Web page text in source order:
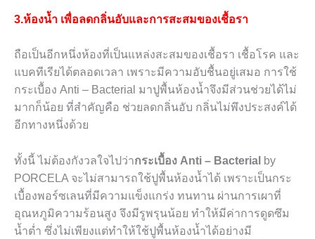
3.ห้องน้ำ เพื่อลดกลิ่นอับและการสะสมของเชื้อรา
ถือเป็นอีกหนึ่งห้องที่เป็นแหล่งสะสมของเชื้อรา เชื้อโรค และ
แบคทีเรียได้ตลอดเวลา เพราะมีความอับชื้นอยู่เสมอ การใช้
กระเบื้อง Anti – Bacterial มาปูพื้นห้องน้ำจึงมีส่วนช่วยได้ไม่
มากก็น้อย ที่สำคัญคือ ช่วยลดกลิ่นอับ กลิ่นไม่พึงประสงค์ได้
อีกทางหนึ่งด้วย
ทั้งนี้ ไม่ต้องกังวลใจไปว่ากระเบื้อง Anti – Bacterial by
PORCELA จะไม่สามารถใช้ปูพื้นห้องน้ำได้ เพราะเป็นกระ
เบื้องพอร์ซเลนที่มีความแข็งแกร่ง ทนทาน ผ่านการเผาที่
อุณหภูมิความร้อนสูง จึงมีรูพรุนน้อย ทำให้มีค่าการดูดซึม
น้ำต่ำ ซึ่งไม่เพียงแต่ทำให้ใช้ปูพื้นห้องน้ำได้อย่างมี